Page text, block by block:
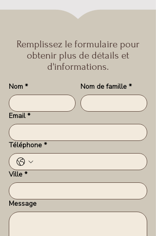
Remplissez le formulaire pour
obtenir plus de détails et
d'informations.
Nom * Nom de famille *
Email *
Téléphone *
Ville *
Message